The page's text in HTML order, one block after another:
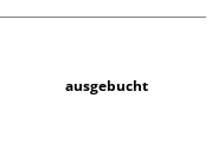
ausgebucht